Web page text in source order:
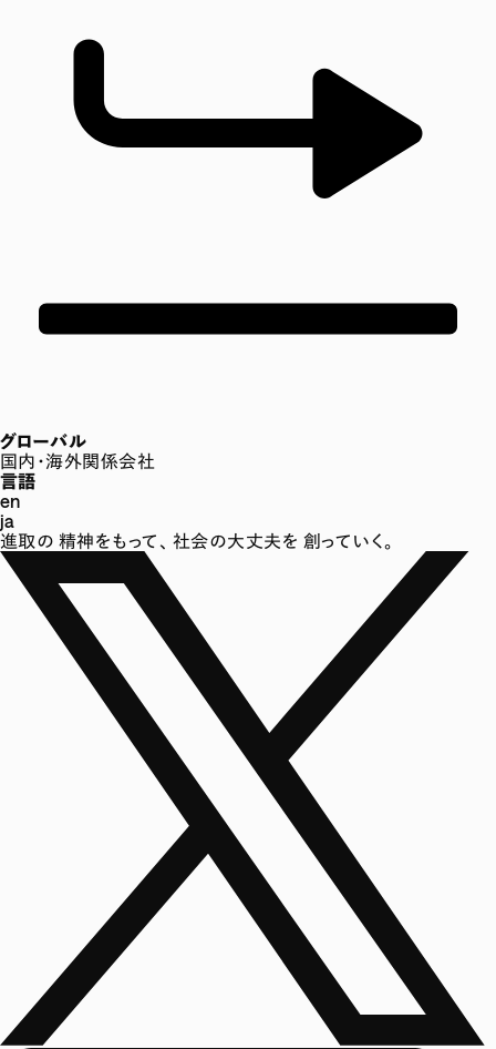
グローバル
国内・海外関係会社
言語
en
ja
進取の 精神をもって、 社会の大丈夫を 創っていく。